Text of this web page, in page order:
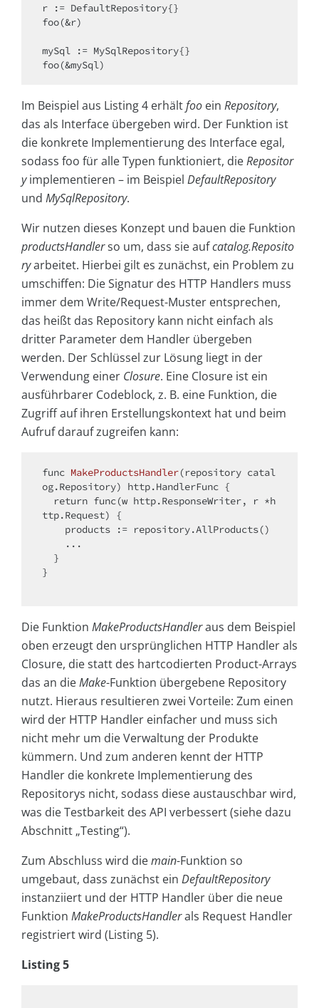
r := DefaultRepository{}
foo(&r)
mySql := MySqlRepository{}
Im Beispiel aus Listing 4 erhältfoo ein Repository,
das als Interface übergeben wird. Der Funktion ist
die konkrete Implementierung des Interface egal,
sodass foo für alle Typen funktioniert, dieRepositor
yimplementieren – im Beispiel DefaultRepository
und MySqlRepository.
Wir nutzen dieses Konzept und bauen die Funktion
productsHandlerso um, dass sie aufcatalog.Reposito
ryarbeitet. Hierbei gilt es zunächst, ein Problem zu
umschiffen: Die Signatur des HTTP Handlers muss
immer dem Write/Request-Muster entsprechen,
das heißt das Repository kann nicht einfach als
dritter Parameter dem Handler übergeben
werden. Der Schlüssel zur Lösung liegt in der
Verwendung einer Closure. Eine Closure ist ein
ausführbarer Codeblock, z. B. eine Funktion, die
Zugriff auf ihren Erstellungskontext hat und beim
Aufruf darauf zugreifen kann:
func MakeProductsHandler(repository catal
og.Repository)
http.HandlerFunc {
return func(w http.ResponseWriter, r *h
ttp.Request) {
}
Die Funktion MakeProductsHandleraus dem Beispiel
oben erzeugt den ursprünglichen HTTP Handler als
Closure, die statt des hartcodierten Product-Arrays
das an dieMake-Funktion übergebene Repository
nutzt. Hieraus resultieren zwei Vorteile: Zum einen
wird der HTTP Handler einfacher und muss sich
nicht mehr um die Verwaltung der Produkte
kümmern. Und zum anderen kennt der HTTP
Handler die konkrete Implementierung des
Repositorys nicht, sodass diese austauschbar wird,
was die Testbarkeit des API verbessert (siehe dazu
Abschnitt „Testing“).
Zum Abschluss wird diemain-Funktion so
umgebaut, dass zunächst ein DefaultRepository
instanziiert und der HTTP Handler über die neue
Funktion MakeProductsHandlerals Request Handler
registriert wird (Listing 5).
Listing 5